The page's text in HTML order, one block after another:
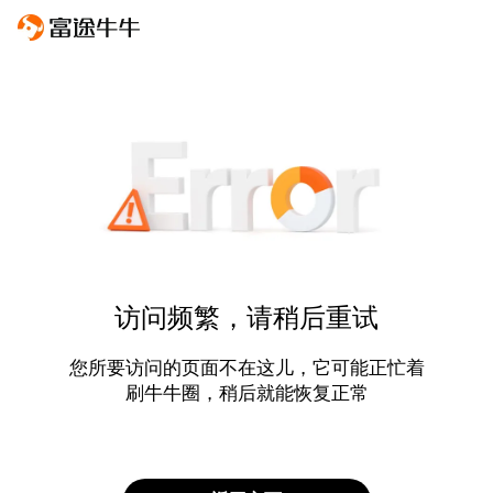
访问频繁，请稍后重试
您所要访问的页面不在这儿，它可能正忙着
刷牛牛圈，稍后就能恢复正常